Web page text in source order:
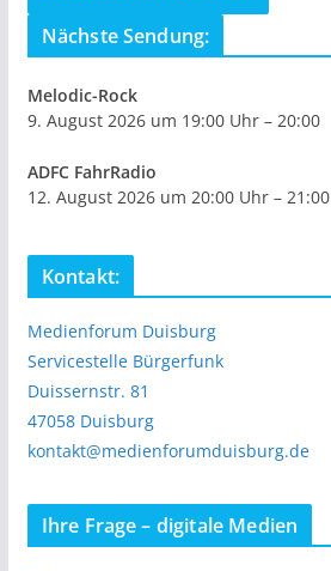
Nächste Sendung:
Melodic-Rock
9. August 2026 um 19:00 Uhr – 20:00
ADFC FahrRadio
12. August 2026 um 20:00 Uhr – 21:00
Kontakt:
Medienforum Duisburg
Servicestelle Bürgerfunk
Duissernstr. 81
47058 Duisburg
kontakt@medienforumduisburg.de
Ihre Frage – digitale Medien